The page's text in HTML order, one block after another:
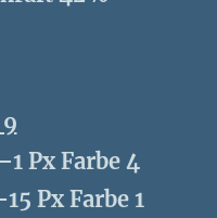
Px Farbe 4
Px Farbe 1